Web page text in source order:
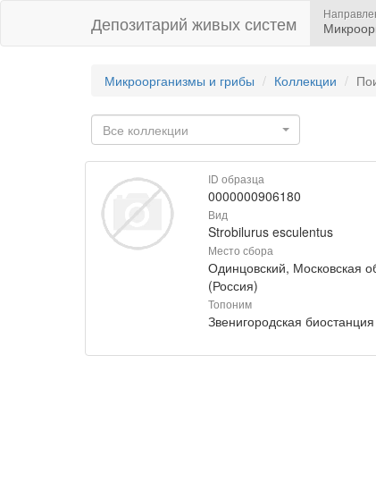
Депозитарий живых систем
Микроорганизмы и грибы Коллекции
Все коллекции
ID образца
0000000906180
Вид
Strobilurus esculentus
Место сбора
Одинцовский, Московская
(Россия)
Топоним
Звенигородская